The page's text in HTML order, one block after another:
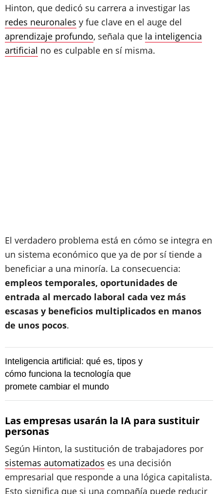
Hinton, que dedicó su carrera a investigar las
redes neuronales y fue clave en el auge del
aprendizaje profundo, señala que la inteligencia
artificial no es culpable en sí misma.
El verdadero problema está en cómo se integra en
un sistema económico que ya de por sí tiende a
beneficiar a una minoría. La consecuencia:
empleos temporales, oportunidades de
entrada al mercado laboral cada vez más
escasas y beneficios multiplicados en manos
de unos pocos.
Inteligencia artificial: qué es, tipos y
cómo funciona la tecnología que
promete cambiar el mundo
Las empresas usarán la IA para sustituir
personas
Según Hinton, la sustitución de trabajadores por
sistemas automatizados es una decisión
empresarial que responde a una lógica capitalista.
Esto significa que si una compañía puede reducir